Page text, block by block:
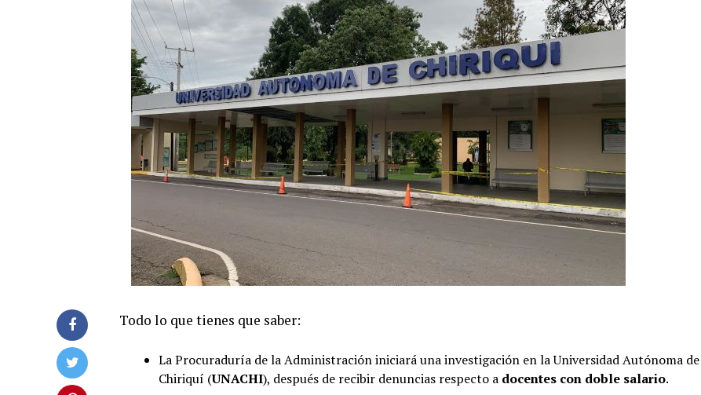
Todo lo que tienes que saber:
La Procuraduría de la Administración iniciará una investigación en la Universidad Autónoma de
Chiriquí (UNACHI), después de recibir denuncias respecto a docentes con doble salario.